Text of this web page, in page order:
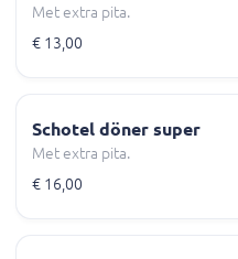
Met extra pita.
€ 13,00
Schotel döner super
Met extra pita.
€ 16,00